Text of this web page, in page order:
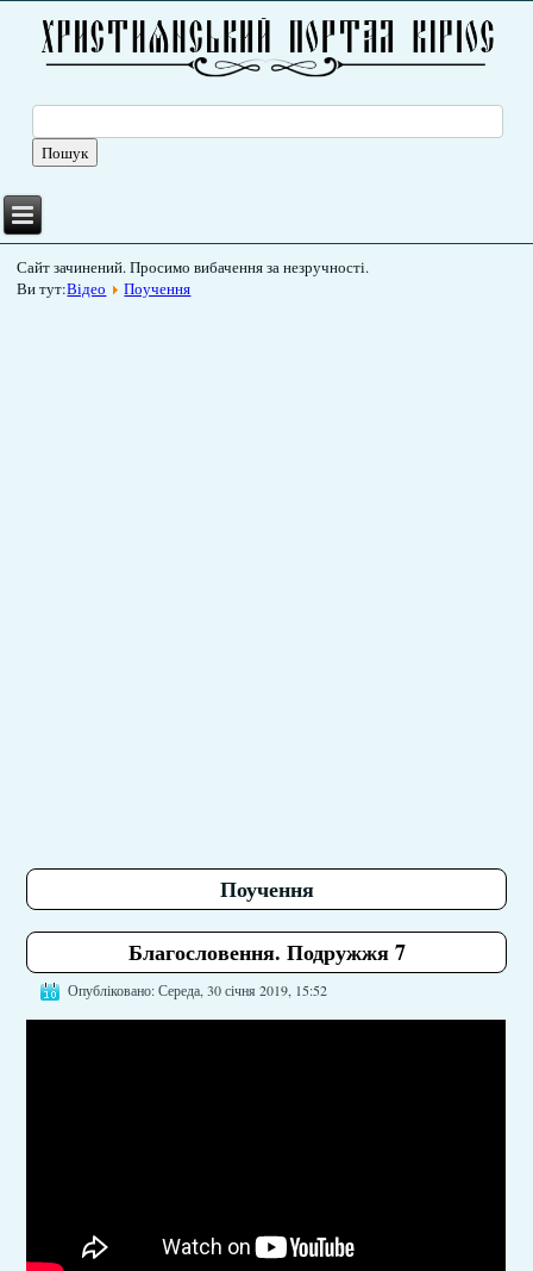
Сайт зачинений. Просимо вибачення за незручності.
Ви тут:Відео Поучення
Поучення
Благословення. Подружжя 7
Опубліковано: Середа, 30 січня 2019, 15:52